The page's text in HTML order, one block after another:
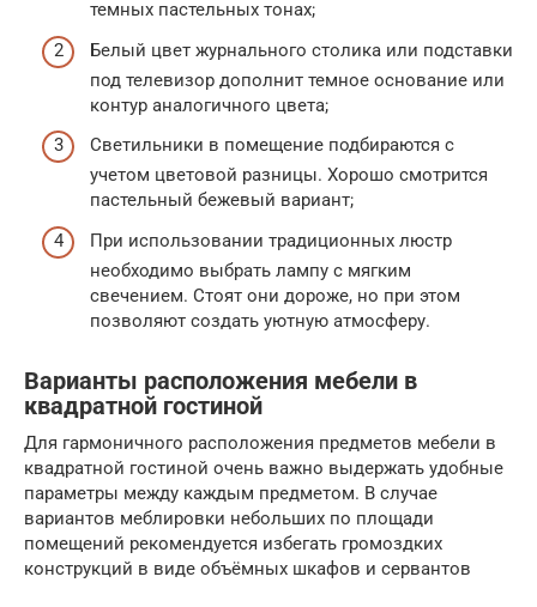
темных пастельных тонах;
Белый цвет журнального столика или подставки
под телевизор дополнит темное основание или
контур аналогичного цвета;
Светильники в помещение подбираются с
учетом цветовой разницы. Хорошо смотрится
пастельный бежевый вариант;
При использовании традиционных люстр
необходимо выбрать лампу с мягким
свечением. Стоят они дороже, но при этом
позволяют создать уютную атмосферу.
Варианты расположения мебели в
квадратной гостиной
Для гармоничного расположения предметов мебели в
квадратной гостиной очень важно выдержать удобные
параметры между каждым предметом. В случае
вариантов меблировки небольших по площади
помещений рекомендуется избегать громоздких
конструкций в виде объёмных шкафов и сервантов